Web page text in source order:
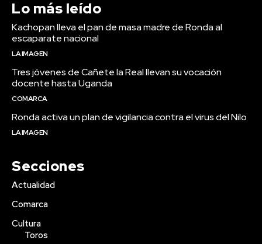
Lo más leído
Kachopan lleva el pan de masa madre de Ronda al
escaparate nacional
LA IMAGEN
Tres jóvenes de Cañete la Real llevan su vocación
docente hasta Uganda
COMARCA
Ronda activa un plan de vigilancia contra el virus del Nilo
LA IMAGEN
Secciones
Actualidad
Comarca
Cultura
Toros